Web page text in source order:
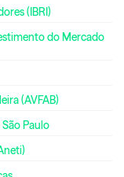
(IBRI)
do Mercado
(AVFAB)
Paulo